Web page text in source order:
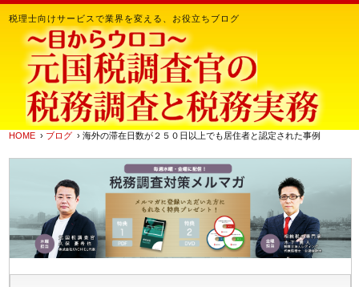
税理士向けサービスで業界を変える、お役立ちブログ
HOME › ブログ › 海外の滞在日数が２５０日以上でも居住者と認定された事例